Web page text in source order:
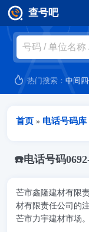
跳转到主要内容
查号吧
热门搜索：中间
当前位置
首页 » 电话号码库
☎️电话号码
芒市鑫隆建材有限
材有限责任公司的
芒市力宇建材市场。